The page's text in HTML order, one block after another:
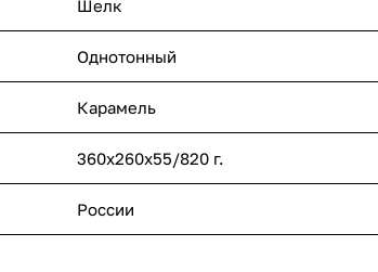
Шелк
Однотонный
Карамель
360х260х55/820 г.
России